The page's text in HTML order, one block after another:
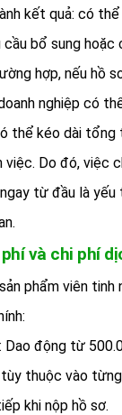
kết quả: có
bổ sung hoặc
hợp, nếu hồ
nghiệp có
thể kéo dài tổng
việc. Do đó, việc
từ đầu là
và chi phí
phẩm viên tinh
Dao động từ
thuộc vào
khi nộp hồ sơ.